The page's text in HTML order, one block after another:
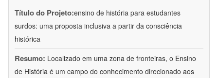
Título do Projeto:ensino de história para estudantes
surdos: uma proposta inclusiva a partir da consciência
histórica
Resumo: Localizado em uma zona de fronteiras, o Ensino
de História é um campo do conhecimento direcionado aos